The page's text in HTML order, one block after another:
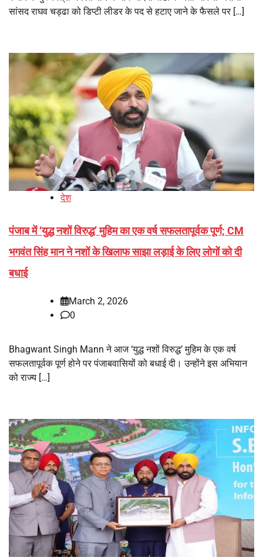
सांसद राघव चड्ढा को डिप्टी लीडर के पद से हटाए जाने के फैसले पर […]
देश
पंजाब में ‘युद्ध नशों विरुद्ध’ मुहिम का एक वर्ष सफलतापूर्वक पूर्ण; CM
भगवंत सिंह मान ने नशों के खिलाफ साझा लड़ाई के लिए लोगों को दी
बधाई
March 2, 2026
0
Bhagwant Singh Mann ने आज ‘युद्ध नशों विरुद्ध’ मुहिम के एक वर्ष
सफलतापूर्वक पूर्ण होने पर पंजाबवासियों को बधाई दी। उन्होंने इस अभियान
को राज्य […]